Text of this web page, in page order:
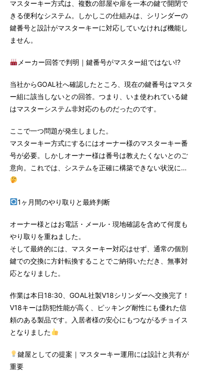
マスターキー方式は、複数の部屋や扉を一本の鍵で開閉で
きる便利なシステム。しかしこの仕組みは、シリンダーの
鍵番号と設計がマスターキーに対応していなければ機能し
ません。
メーカー回答で判明｜鍵番号がマスター組ではない!?
当社からGOAL社へ確認したところ、現在の鍵番号はマスタ
ー組に該当しないとの回答。つまり、いま使われている鍵
はマスターシステム非対応のものだったのです。
ここで一つ問題が発生しました。
マスターキー方式にするにはオーナー様のマスターキー番
号が必要。しかしオーナー様は番号は教えたくないとのご
意向。これでは、システムを正確に構築できない状況に…
1ヶ月間のやり取りと最終判断
オーナー様とはお電話・メール・現地確認を含めて何度も
やり取りを重ねました。
そして最終的には、マスターキー対応はせず、通常の個別
鍵での交換に方針転換することでご納得いただき、無事対
応となりました。
作業は本日18:30 、GOAL社製V18シリンダーへ交換完了！
V18キーは防犯性能が高く、ピッキング耐性にも優れた信
頼のある製品です。入居者様の安心にもつながるチョイス
となりました
鍵屋としての提案｜マスターキー運用には設計と共有が
重要